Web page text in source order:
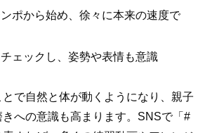
ポから始め、徐々に本来の速度で
ェックし、姿勢や表情も意識
で自然と体が動くようになり、親子
への意識も高まります。SNSで「#